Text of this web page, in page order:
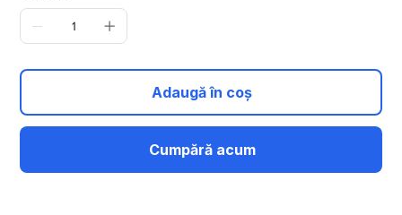
Adaugă în coș
Cumpără acum